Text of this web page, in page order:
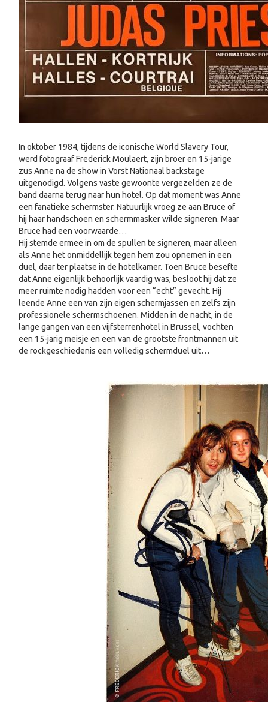
In oktober 1984, tijdens de iconische World Slavery Tour,
werd fotograaf Frederick Moulaert, zijn broer en 15-jarige
zus Anne na de show in Vorst Nationaal backstage
uitgenodigd. Volgens vaste gewoonte vergezelden ze de
band daarna terug naar hun hotel. Op dat moment was Anne
een fanatieke schermster. Natuurlijk vroeg ze aan Bruce of
hij haar handschoen en schermmasker wilde signeren. Maar
Bruce had een voorwaarde…
Hij stemde ermee in om de spullen te signeren, maar alleen
als Anne het onmiddellijk tegen hem zou opnemen in een
duel, daar ter plaatse in de hotelkamer. Toen Bruce besefte
dat Anne eigenlijk behoorlijk vaardig was, besloot hij dat ze
meer ruimte nodig hadden voor een “echt” gevecht. Hij
leende Anne een van zijn eigen schermjassen en zelfs zijn
professionele schermschoenen. Midden in de nacht, in de
lange gangen van een vijfsterrenhotel in Brussel, vochten
een 15-jarig meisje en een van de grootste frontmannen uit
de rockgeschiedenis een volledig schermduel uit…